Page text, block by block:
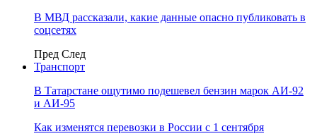
В МВД рассказали, какие данные опасно публиковать в
соцсетях
Пред След
Транспорт
В Татарстане ощутимо подешевел бензин марок АИ-92
и АИ-95
Как изменятся перевозки в России с 1 сентября